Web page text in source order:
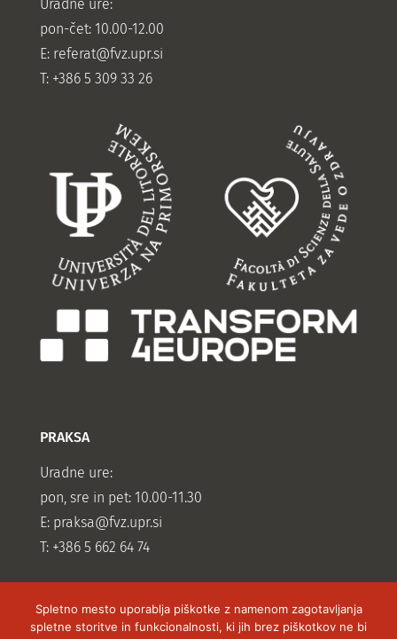
Uradne ure:
pon-čet: 10.00-12.00
E: referat@fvz.upr.si
T: +386 5 309 33 26
PRAKSA
Uradne ure:
pon, sre in pet: 10.00-11.30
E: praksa@fvz.upr.si
T: +386 5 662 64 74
Spletno mesto uporablja piškotke z namenom zagotavljanja
spletne storitve in funkcionalnosti, ki jih brez piškotkov ne bi